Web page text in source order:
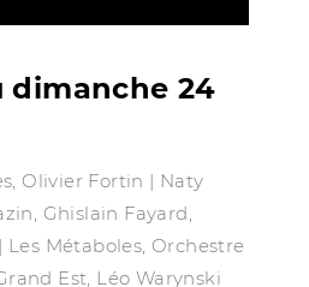
dimanche 24
Olivier Fortin | Naty
Ghislain Fayard,
Métaboles, Orchestre
Est, Léo Warynski